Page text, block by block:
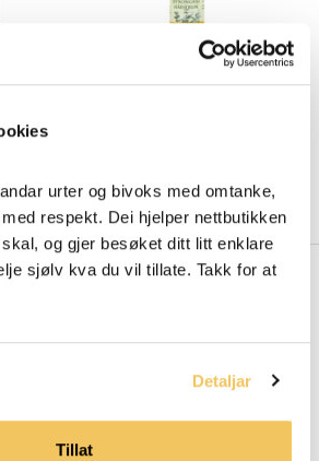
urter og bivoks med omtanke,
respekt. Dei hjelper nettbutikken
og gjer besøket ditt litt enklare
sjølv kva du vil tillate. Takk for at
Detaljar
Tillat
LEGG TIL